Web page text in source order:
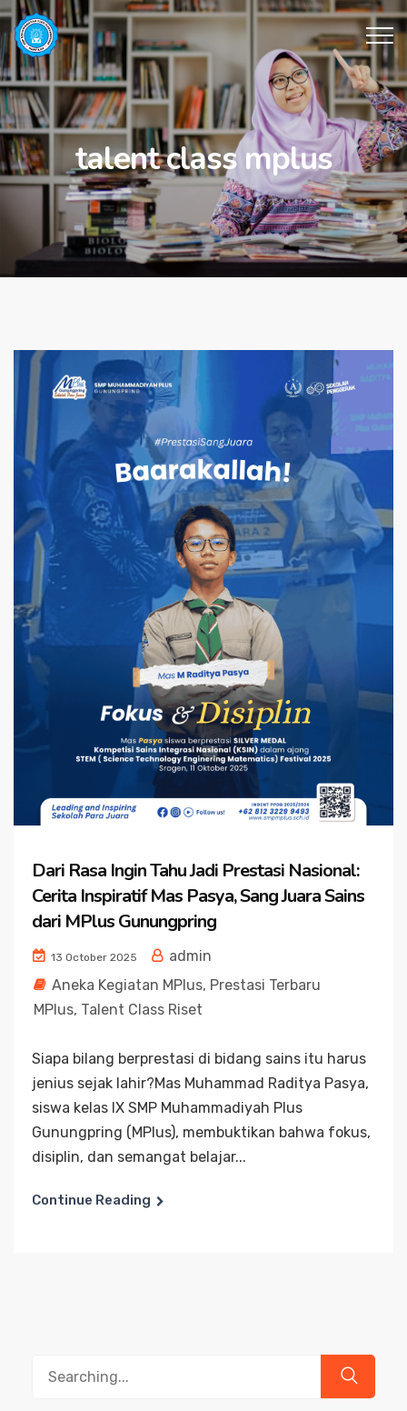
talent class mplus
Dari Rasa Ingin Tahu Jadi Prestasi Nasional:
Cerita Inspiratif Mas Pasya, Sang Juara Sains
dari MPlus Gunungpring
13 October 2025
admin
Aneka Kegiatan MPlus, Prestasi Terbaru
MPlus, Talent Class Riset
Siapa bilang berprestasi di bidang sains itu harus
jenius sejak lahir?Mas Muhammad Raditya Pasya,
siswa kelas IX SMP Muhammadiyah Plus
Gunungpring (MPlus), membuktikan bahwa fokus,
disiplin, dan semangat belajar...
Continue Reading